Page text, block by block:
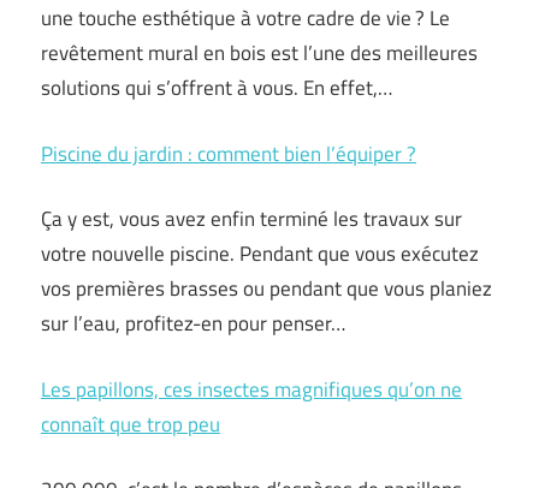
une touche esthétique à votre cadre de vie ? Le
revêtement mural en bois est l’une des meilleures
solutions qui s’offrent à vous. En effet,…
Piscine du jardin : comment bien l’équiper ?
Ça y est, vous avez enfin terminé les travaux sur
votre nouvelle piscine. Pendant que vous exécutez
vos premières brasses ou pendant que vous planiez
sur l’eau, profitez-en pour penser…
Les papillons, ces insectes magnifiques qu’on ne
connaît que trop peu